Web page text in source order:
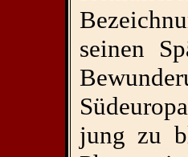
seinen
jung zu